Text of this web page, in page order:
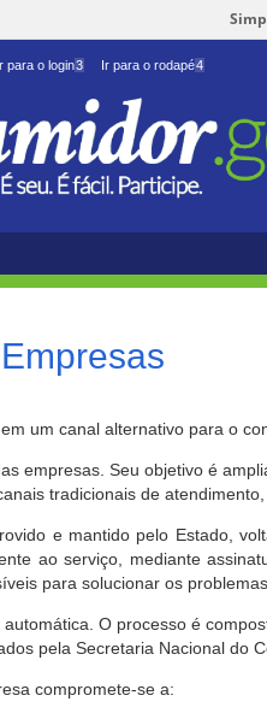
para o login3 Ir para o rodapé4
um canal alternativo para o
empresas. Seu objetivo é
tradicionais de
e mantido pelo Estado,
ao serviço, mediante
para solucionar os
O processo é
pela Secretaria Nacional do
compromete-se a: